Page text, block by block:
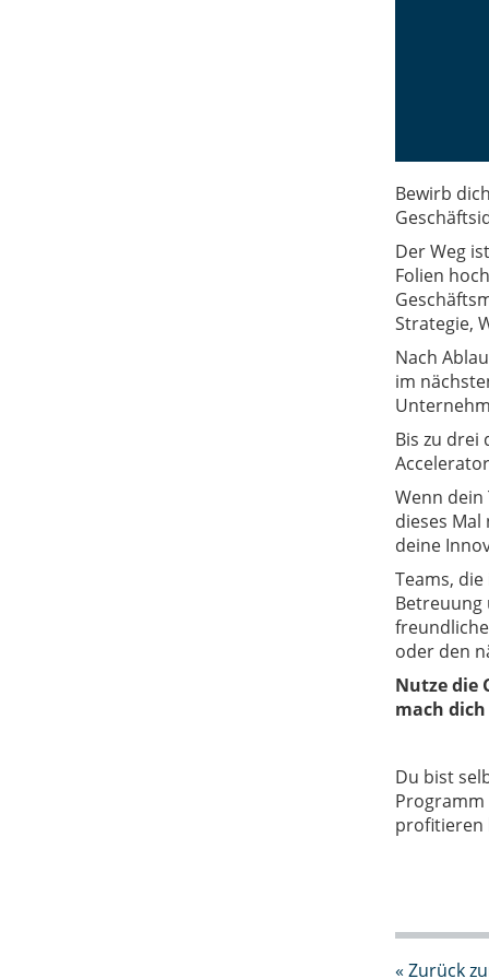
Bewirb
Der Weg
Folien
Strategie,
Nach
im
Bis zu drei
Wenn
dieses
deine
Teams,
Betreuung
oder den
Nutze die
mach
Du bist
Programm
profitieren
« Zurück